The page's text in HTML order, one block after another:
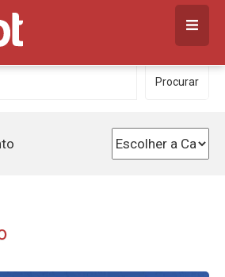
Procurar